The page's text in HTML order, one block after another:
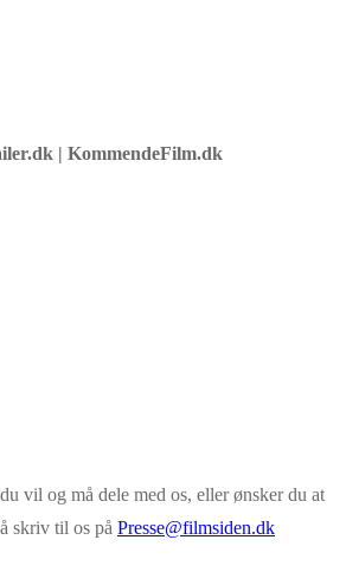
| KommendeFilm.dk
vil og må dele med os, eller ønsker du at
skriv til os på Presse@filmsiden.dk